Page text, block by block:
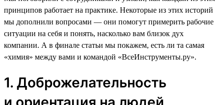
принципов работает на практике. Некоторые из этих историй
мы дополнили вопросами — они помогут примерить рабочие
ситуации на себя и понять, насколько вам близок дух
компании. А в финале статьи мы покажем, есть ли та самая
«химия» между вами и командой «ВсеИнструменты.ру».
1. Доброжелательность